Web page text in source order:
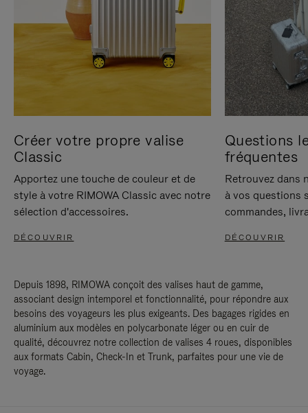
Créer votre propre valise
Classic
Apportez une touche de couleur et de
style à votre RIMOWA Classic avec notre
sélection d'accessoires.
DÉCOUVRIR
Questions
fréquentes
Retrouvez dans
à vos questions
commandes,
DÉCOUVRIR
Depuis 1898, RIMOWA conçoit des valises haut de gamme,
associant design intemporel et fonctionnalité, pour répondre aux
besoins des voyageurs les plus exigeants. Des bagages rigides en
aluminium aux modèles en polycarbonate léger ou en cuir de
qualité, découvrez notre collection de valises 4 roues, disponibles
aux formats Cabin, Check-In et Trunk, parfaites pour une vie de
voyage.